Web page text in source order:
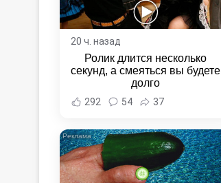
20 ч. назад
Ролик длится несколько
секунд, а смеяться вы будете
долго
292 54 37